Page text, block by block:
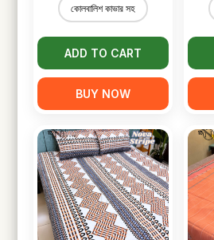
কোলবালিশ কাভার সহ
ADD TO CART
BUY NOW